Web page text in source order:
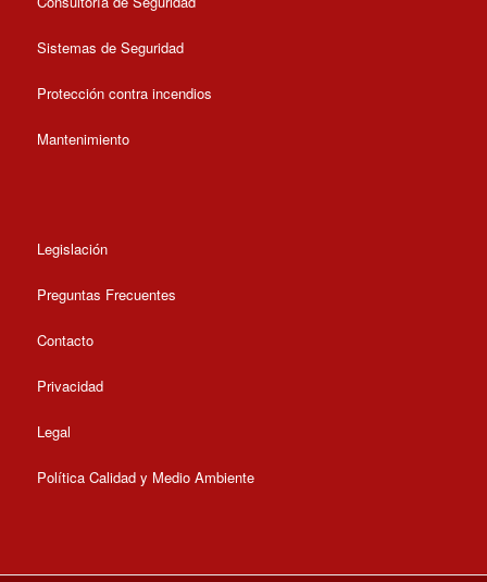
Sistemas de Seguridad
Protección contra incendios
Mantenimiento
Legislación
Preguntas Frecuentes
Contacto
Privacidad
Legal
Política Calidad y Medio Ambiente